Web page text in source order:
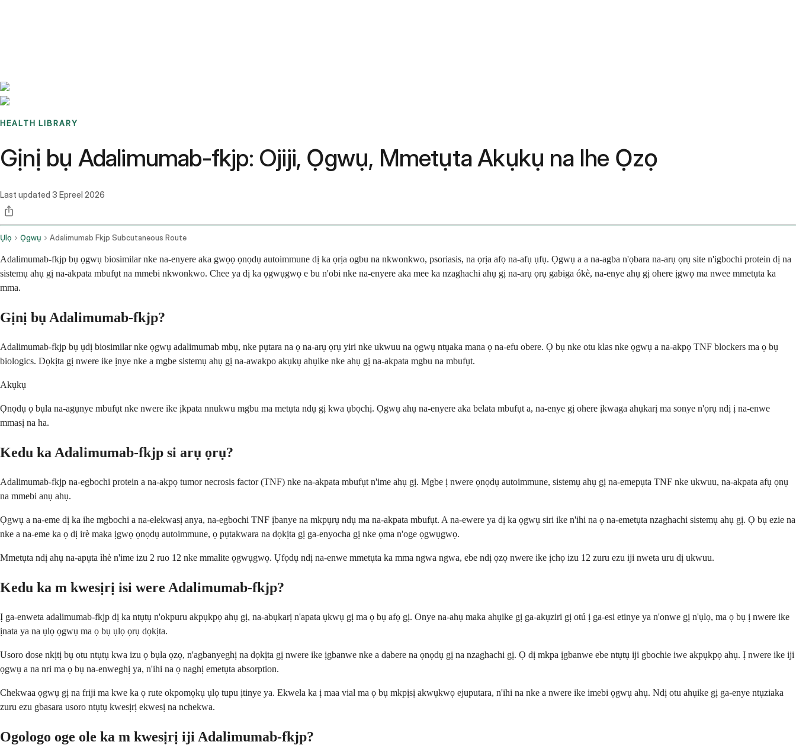
HEALTH LIBRARY
Gịnị bụ Adalimumab-fkjp: Ojiji, Ọgwụ, Mmetụta Akụkụ na Ihe Ọzọ
Last updated 3 Epreel 2026
Ụlọ Ọgwụ Adalimumab Fkjp Subcutaneous Route
Adalimumab-fkjp bụ ọgwụ biosimilar nke na-enyere aka gwọọ ọnọdụ autoimmune dị ka ọrịa ogbu na nkwonkwo, psoriasis, na ọrịa afọ na-afụ ụfụ. Ọgwụ a a na-agba n'ọbara na-arụ ọrụ site n'igbochi protein dị na
sistemụ ahụ gị na-akpata mbufụt na mmebi nkwonkwo. Chee ya dị ka ọgwụgwọ e bu n'obi nke na-enyere aka mee ka nzaghachi ahụ gị na-arụ ọrụ gabiga ókè, na-enye ahụ gị ohere ịgwọ ma nwee mmetụta ka
mma.
Gịnị bụ Adalimumab-fkjp?
Adalimumab-fkjp bụ ụdị biosimilar nke ọgwụ adalimumab mbụ, nke pụtara na ọ na-arụ ọrụ yiri nke ukwuu na ọgwụ ntụaka mana ọ na-efu obere. Ọ bụ nke otu klas nke ọgwụ a na-akpọ TNF blockers ma ọ bụ
biologics. Dọkịta gị nwere ike ịnye nke a mgbe sistemụ ahụ gị na-awakpo akụkụ ahụike nke ahụ gị na-akpata mgbu na mbufụt.
Akụkụ
Ọnọdụ ọ bụla na-agụnye mbufụt nke nwere ike ịkpata nnukwu mgbu ma metụta ndụ gị kwa ụbọchị. Ọgwụ ahụ na-enyere aka belata mbufụt a, na-enye gị ohere ịkwaga ahụkarị ma sonye n'ọrụ ndị ị na-enwe
mmasị na ha.
Kedu ka Adalimumab-fkjp si arụ ọrụ?
Adalimumab-fkjp na-egbochi protein a na-akpọ tumor necrosis factor (TNF) nke na-akpata mbufụt n'ime ahụ gị. Mgbe ị nwere ọnọdụ autoimmune, sistemụ ahụ gị na-emepụta TNF nke ukwuu, na-akpata afụ ọnụ
na mmebi anụ ahụ.
Ọgwụ a na-eme dị ka ihe mgbochi a na-elekwasị anya, na-egbochi TNF ịbanye na mkpụrụ ndụ ma na-akpata mbufụt. A na-ewere ya dị ka ọgwụ siri ike n'ihi na ọ na-emetụta nzaghachi sistemụ ahụ gị. Ọ bụ ezie na
nke a na-eme ka ọ dị irè maka ịgwọ ọnọdụ autoimmune, ọ pụtakwara na dọkịta gị ga-enyocha gị nke ọma n'oge ọgwụgwọ.
Mmetụta ndị ahụ na-apụta ìhè n'ime izu 2 ruo 12 nke mmalite ọgwụgwọ. Ụfọdụ ndị na-enwe mmetụta ka mma ngwa ngwa, ebe ndị ọzọ nwere ike ịchọ izu 12 zuru ezu iji nweta uru dị ukwuu.
Kedu ka m kwesịrị isi were Adalimumab-fkjp?
Ị ga-enweta adalimumab-fkjp dị ka ntụtụ n'okpuru akpụkpọ ahụ gị, na-abụkarị n'apata ụkwụ gị ma ọ bụ afọ gị. Onye na-ahụ maka ahụike gị ga-akụziri gị otú ị ga-esi etinye ya n'onwe gị n'ụlọ, ma ọ bụ ị nwere ike
ịnata ya na ụlọ ọgwụ ma ọ bụ ụlọ ọrụ dọkịta.
Usoro dose nkịtị bụ otu ntụtụ kwa izu ọ bụla ọzọ, n'agbanyeghị na dọkịta gị nwere ike ịgbanwe nke a dabere na ọnọdụ gị na nzaghachi gị. Ọ dị mkpa ịgbanwe ebe ntụtụ iji gbochie iwe akpụkpọ ahụ. Ị nwere ike iji
ọgwụ a na nri ma ọ bụ na-enweghị ya, n'ihi na ọ naghị emetụta absorption.
Chekwaa ọgwụ gị na friji ma kwe ka ọ rute okpomọkụ ụlọ tupu ịtinye ya. Ekwela ka ị maa vial ma ọ bụ mkpịsị akwụkwọ ejuputara, n'ihi na nke a nwere ike imebi ọgwụ ahụ. Ndị otu ahụike gị ga-enye ntụziaka
zuru ezu gbasara usoro ntụtụ kwesịrị ekwesị na nchekwa.
Ogologo oge ole ka m kwesịrị iji Adalimumab-fkjp?